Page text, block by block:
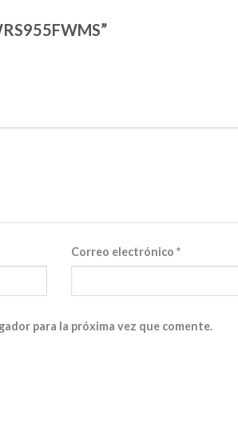
Correo electrónico *
para la próxima vez que comente.